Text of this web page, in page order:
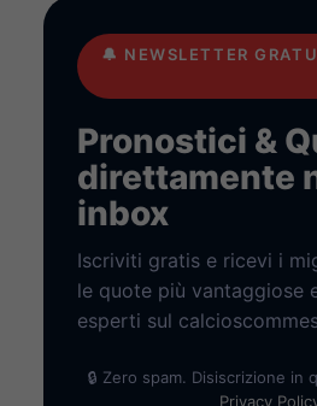
🔔 NEWSLETTER
Pronostici &
direttamente
inbox
Iscriviti gratis e ricevi i
le quote più vantaggiose
esperti sul
🔒 Zero spam. Disiscrizione in
Privacy